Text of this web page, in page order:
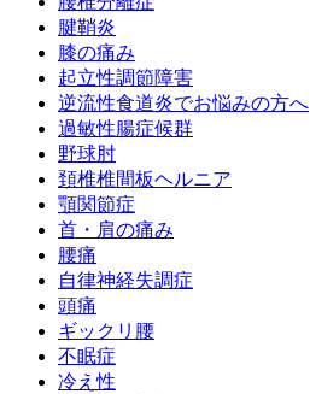
腱鞘炎
膝の痛み
起立性調節障害
逆流性食道炎でお悩みの方へ
過敏性腸症候群
野球肘
頚椎椎間板ヘルニア
顎関節症
首・肩の痛み
腰痛
自律神経失調症
頭痛
ギックリ腰
不眠症
冷え性